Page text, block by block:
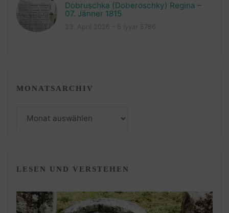
Dobruschka (Doberoschky) Regina –
07. Jänner 1815
MONATSARCHIV
Monatsarchiv
LESEN UND VERSTEHEN